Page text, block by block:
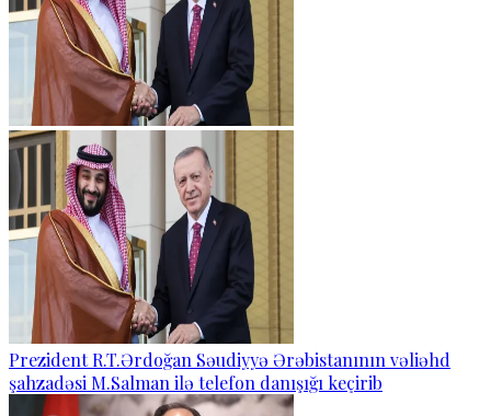
Prezident R.T.Ərdoğan Səudiyyə Ərəbistanının vəliəhd
şahzadəsi M.Salman ilə telefon danışığı keçirib